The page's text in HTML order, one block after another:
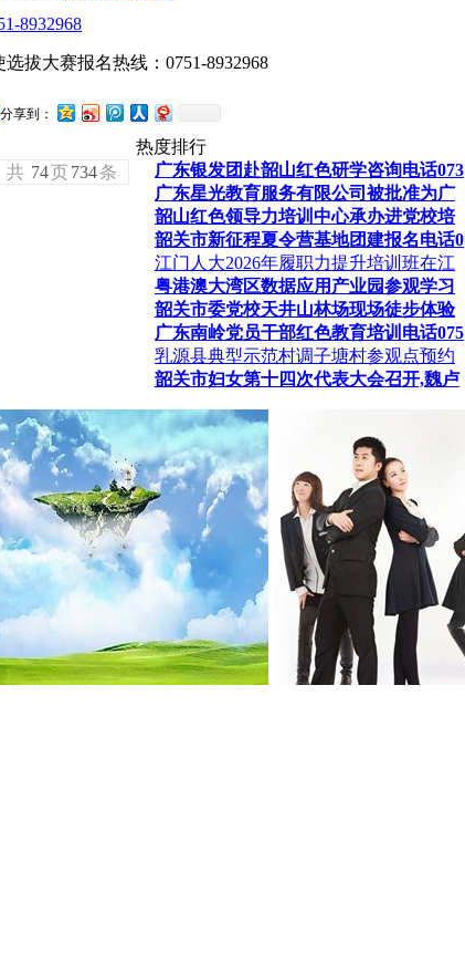
8932968
拔大赛报名热线：0751-8932968
分享到：
共 74页734条
热度排行
广东银发团赴韶山红色研学咨询电话073
广东星光教育服务有限公司被批准为广
韶山红色领导力培训中心承办进党校培
韶关市新征程夏令营基地团建报名电话0
江门人大2026年履职力提升培训班在江
粤港澳大湾区数据应用产业园参观学习
韶关市委党校天井山林场现场徒步体验
广东南岭党员干部红色教育培训电话075
乳源县典型示范村调子塘村参观点预约
韶关市妇女第十四次代表大会召开,魏卢